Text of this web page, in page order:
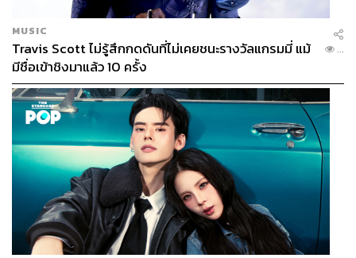
MUSIC
Travis Scott ไม่รู้สึกกดดันที่ไม่เคยชนะรางวัลแกรมมี่ แม้
มีชื่อเข้าชิงมาแล้ว 10 ครั้ง
...